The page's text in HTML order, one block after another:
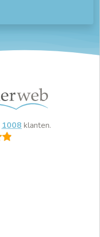
1008 klanten.